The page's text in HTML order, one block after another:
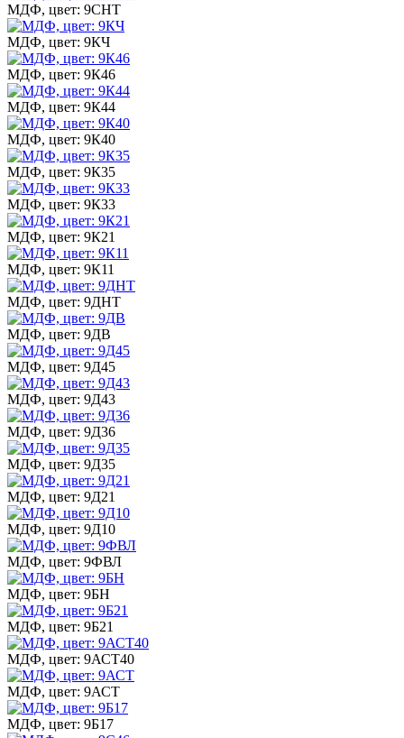
МДФ, цвет: 9СНТ
МДФ, цвет: 9КЧ
МДФ, цвет: 9К46
МДФ, цвет: 9К44
МДФ, цвет: 9К40
МДФ, цвет: 9К35
МДФ, цвет: 9К33
МДФ, цвет: 9К21
МДФ, цвет: 9К11
МДФ, цвет: 9ДНТ
МДФ, цвет: 9ДВ
МДФ, цвет: 9Д45
МДФ, цвет: 9Д43
МДФ, цвет: 9Д36
МДФ, цвет: 9Д35
МДФ, цвет: 9Д21
МДФ, цвет: 9Д10
МДФ, цвет: 9ФВЛ
МДФ, цвет: 9БН
МДФ, цвет: 9Б21
МДФ, цвет: 9АСТ40
МДФ, цвет: 9АСТ
МДФ, цвет: 9Б17